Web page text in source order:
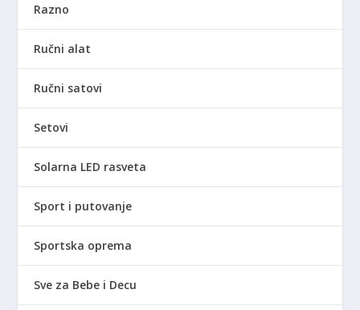
Razno
Ručni alat
Ručni satovi
Setovi
Solarna LED rasveta
Sport i putovanje
Sportska oprema
Sve za Bebe i Decu